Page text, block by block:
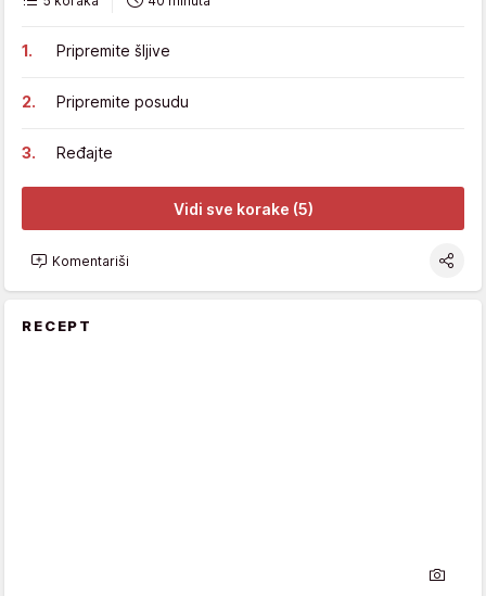
Pripremite šljive
Pripremite posudu
Ređajte
Vidi sve korake (5)
Komentariši
RECEPT